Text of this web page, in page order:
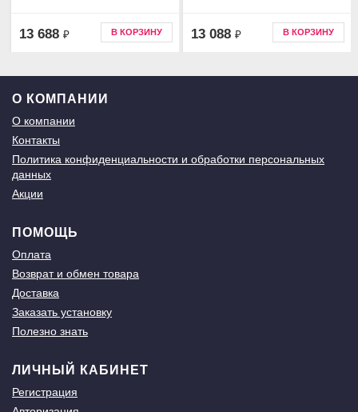
13 688 ₽ В КОРЗИНУ 13 088 ₽ В КОРЗИНУ
О КОМПАНИИ
О компании
Контакты
Политика конфиденциальности и обработки персональных
данных
Акции
ПОМОЩЬ
Оплата
Возврат и обмен товара
Доставка
Заказать установку
Полезно знать
ЛИЧНЫЙ КАБИНЕТ
Регистрация